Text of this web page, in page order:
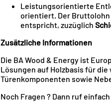
Leistungsorientierte
orientiert. Der
entspricht, zuzüglich
Zusätzliche Informationen
Die BA Wood & Energy ist
Lösungen auf Holzbasis für
Türenkomponenten sowie
Noch Fragen ? Dann ruf